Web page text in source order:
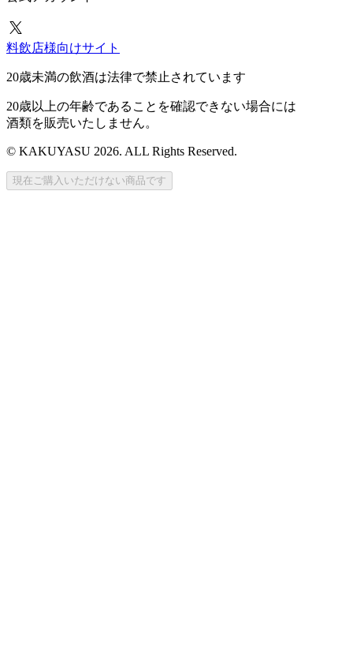
料飲店様向けサイト
20歳未満の飲酒は法律で禁止されています
20歳以上の年齢であることを確認できない場合には
酒類を販売いたしません。
© KAKUYASU 2026. ALL Rights Reserved.
現在ご購入いただけない商品です